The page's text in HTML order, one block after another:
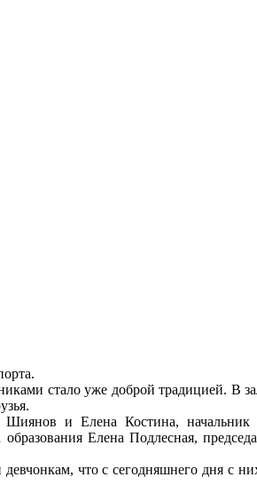
стало уже доброй традицией. В
Шиянов и Елена Костина,
Елена Подлесная,
что с сегодняшнего дня с